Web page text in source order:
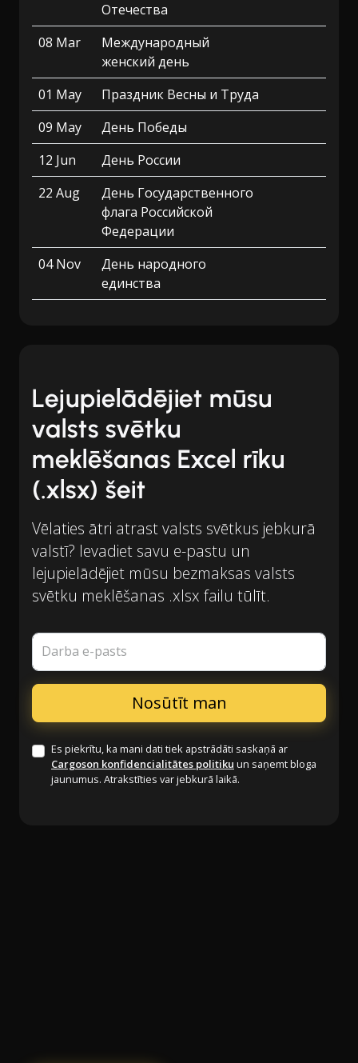
Отечества
08 Mar
Международный
женский день
01 May
Праздник Весны и Труда
09 May
День Победы
12 Jun
День России
22 Aug
День Государственного
флага Российской
Федерации
04 Nov
День народного
единства
Lejupielādējiet mūsu
valsts svētku
meklēšanas Excel rīku
(.xlsx) šeit
Vēlaties ātri atrast valsts svētkus jebkurā
valstī? Ievadiet savu e-pastu un
lejupielādējiet mūsu bezmaksas valsts
svētku meklēšanas .xlsx failu tūlīt.
Darba e-pasts
Es piekrītu, ka mani dati tiek apstrādāti saskaņā ar
Cargoson konfidencialitātes politiku un saņemt bloga
jaunumus. Atrakstīties var jebkurā laikā.